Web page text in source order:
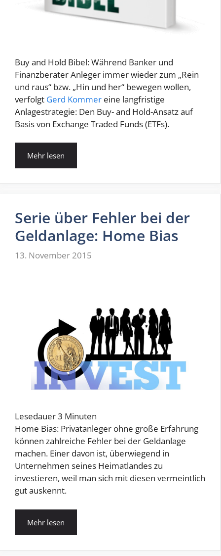
Buy and Hold Bibel: Während Banker und
Finanzberater Anleger immer wieder zum „Rein
und raus“ bzw. „Hin und her“ bewegen wollen,
verfolgt Gerd Kommer eine langfristige
Anlagestrategie: Den Buy- and Hold-Ansatz auf
Basis von Exchange Traded Funds (ETFs).
Mehr lesen
Serie über Fehler bei der
Geldanlage: Home Bias
13. November 2015
Lesedauer3 Minuten
Home Bias: Privatanleger ohne große Erfahrung
können zahlreiche Fehler bei der Geldanlage
machen. Einer davon ist, überwiegend in
Unternehmen seines Heimatlandes zu
investieren, weil man sich mit diesen vermeintlich
gut auskennt.
Mehr lesen